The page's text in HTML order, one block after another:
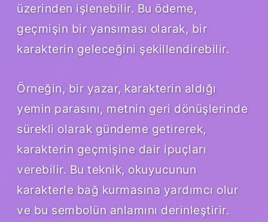
üzerinden işlenebilir. Bu ödeme,
geçmişin bir yansıması olarak, bir
karakterin geleceğini şekillendirebilir.
Örneğin, bir yazar, karakterin aldığı
yemin parasını, metnin geri dönüşlerinde
sürekli olarak gündeme getirerek,
karakterin geçmişine dair ipuçları
verebilir. Bu teknik, okuyucunun
karakterle bağ kurmasına yardımcı olur
ve bu sembolün anlamını derinleştirir.